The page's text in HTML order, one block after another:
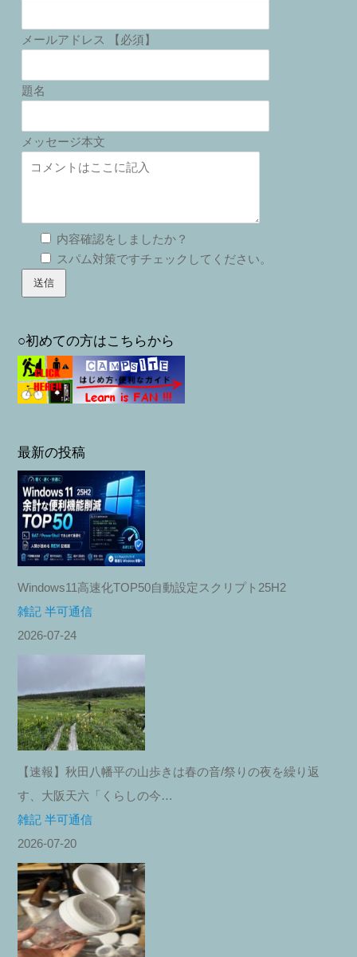
メールアドレス 【必須】
題名
メッセージ本文
内容確認をしましたか？
スパム対策ですチェックしてください。
○初めての方はこちらから
最新の投稿
Windows11高速化TOP50自動設定スクリプト25H2
雑記 半可通信
2026-07-24
【速報】秋田八幡平の山歩きは春の音/祭りの夜を繰り返
す、大阪天六「くらしの今…
雑記 半可通信
2026-07-20